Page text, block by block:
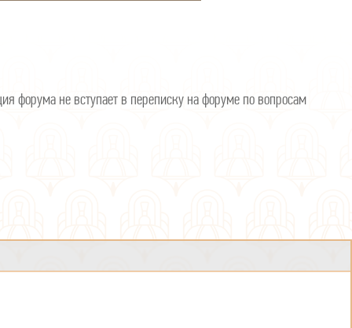
форума не вступает в переписку на форуме по вопросам